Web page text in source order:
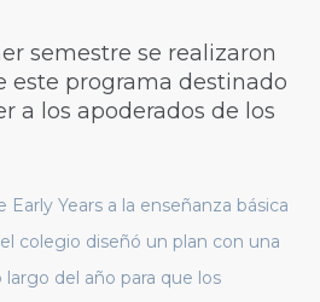
semestre se realizaron
este programa destinado
a los apoderados de los
Years a la enseñanza básica
colegio diseñó un plan con una
del año para que los